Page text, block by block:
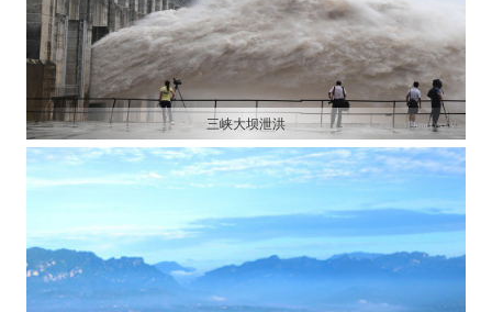
三峡大坝泄洪